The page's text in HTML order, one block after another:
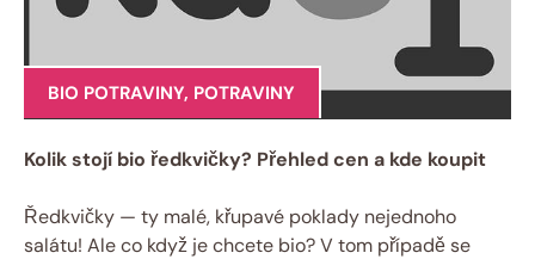
BIO POTRAVINY, POTRAVINY
Kolik stojí bio ředkvičky? Přehled cen a kde koupit
Ředkvičky — ty malé, křupavé poklady nejednoho
salátu! Ale co když je chcete bio? V tom případě se